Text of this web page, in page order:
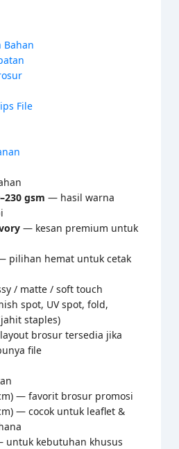
Bahan
File
gsm — hasil warna
— kesan premium untuk
pilihan hemat untuk cetak
/ matte / soft touch
spot, UV spot, fold,
staples)
brosur tersedia jika
file
— favorit brosur promosi
— cocok untuk leaflet &
untuk kebutuhan khusus